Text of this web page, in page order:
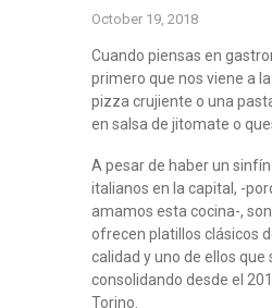
October 19, 2018
Cuando piensas en
primero que nos viene a
pizza crujiente o una
en salsa de jitomate o
A pesar de haber un
italianos en la capital, -
amamos esta cocina-,
ofrecen platillos clásicos
calidad y uno de ellos que
consolidando desde el
Torino.